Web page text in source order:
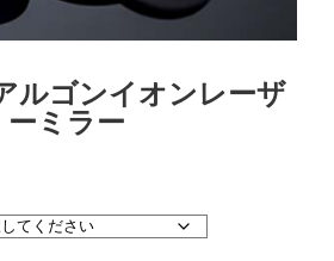
ルゴンイオンレーザ
ーミラー